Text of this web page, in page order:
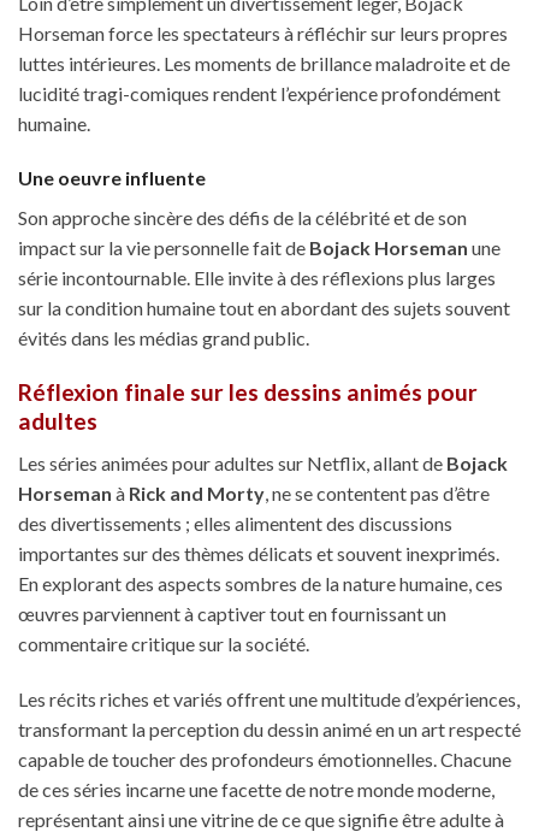
Horseman force les spectateurs à réfléchir sur leurs propres
luttes intérieures. Les moments de brillance maladroite et de
lucidité tragi-comiques rendent l’expérience profondément
humaine.
Une oeuvre influente
Son approche sincère des défis de la célébrité et de son
impact sur la vie personnelle fait de Bojack Horseman une
série incontournable. Elle invite à des réflexions plus larges
sur la condition humaine tout en abordant des sujets souvent
évités dans les médias grand public.
Réflexion finale sur les dessins animés pour
adultes
Les séries animées pour adultes sur Netflix, allant de Bojack
Horseman à Rick and Morty , ne se contentent pas d’être
des divertissements ; elles alimentent des discussions
importantes sur des thèmes délicats et souvent inexprimés.
En explorant des aspects sombres de la nature humaine, ces
œuvres parviennent à captiver tout en fournissant un
commentaire critique sur la société.
Les récits riches et variés offrent une multitude d’expériences,
transformant la perception du dessin animé en un art respecté
capable de toucher des profondeurs émotionnelles. Chacune
de ces séries incarne une facette de notre monde moderne,
représentant ainsi une vitrine de ce que signifie être adulte à